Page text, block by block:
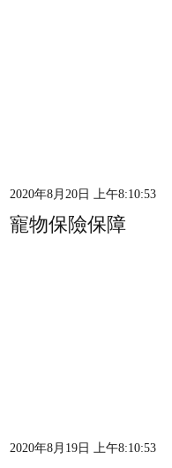
2020年8月20日 上午8:10:53
寵物保險保障
2020年8月19日 上午8:10:53